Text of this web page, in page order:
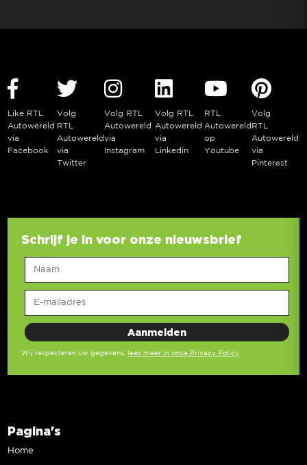
Like RTL
Autowereld
via
Facebook
Volg
RTL
Autowereld
via
Twitter
Volg RTL
Autowereld
via
Instagram
Volg RTL
Autowereld
via
Linkedin
RTL
Autowereld
op
Youtube
Volg
RTL
Autowereld
via
Pinterest
Schrijf je in voor onze nieuwsbrief
Wij respecteren uw gegevens, lees meer in onze Privacy Policy
Pagina's
Home